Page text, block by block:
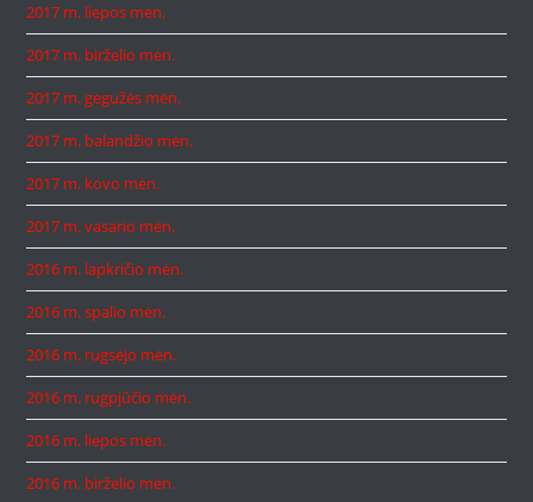
2017 m. liepos mėn.
2017 m. birželio mėn.
2017 m. gegužės mėn.
2017 m. balandžio mėn.
2017 m. kovo mėn.
2017 m. vasario mėn.
2016 m. lapkričio mėn.
2016 m. spalio mėn.
2016 m. rugsėjo mėn.
2016 m. rugpjūčio mėn.
2016 m. liepos mėn.
2016 m. birželio mėn.